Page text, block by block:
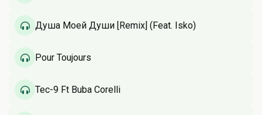
Душа Моей Души [Remix] (Feat. Isko)
Pour Toujours
Tec-9 Ft Buba Corelli